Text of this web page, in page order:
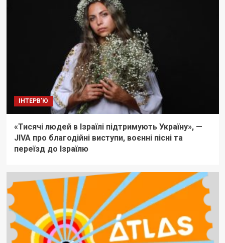
ІНТЕРВ'Ю
«Тисячі людей в Ізраїлі підтримують Україну», —
JIVA про благодійні виступи, воєнні пісні та
переїзд до Ізраїлю